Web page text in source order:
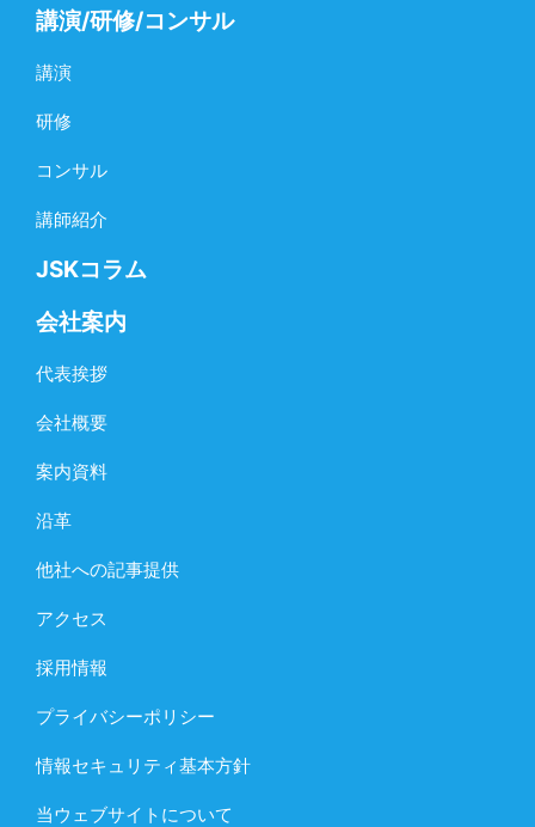
講演/研修/コンサル
講演
研修
コンサル
講師紹介
JSKコラム
会社案内
代表挨拶
会社概要
案内資料
沿革
他社への記事提供
アクセス
採用情報
プライバシーポリシー
情報セキュリティ基本方針
当ウェブサイトについて